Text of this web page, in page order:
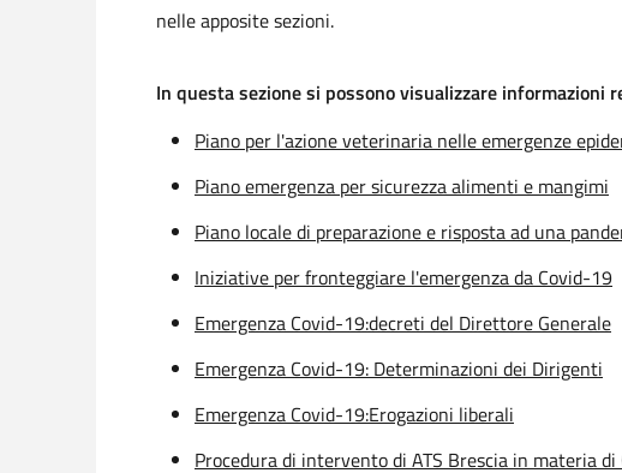
nelle apposite sezioni.
In questa sezione si possono visualizzare informazioni
Piano per l'azione veterinaria nelle emergenze
Piano emergenza per sicurezza alimenti e mangimi
Piano locale di preparazione e risposta ad una
Iniziative per fronteggiare l'emergenza da Covid-19
Emergenza Covid-19:decreti del Direttore Generale
Emergenza Covid-19: Determinazioni dei Dirigenti
Emergenza Covid-19:Erogazioni liberali
Procedura di intervento di ATS Brescia in materia